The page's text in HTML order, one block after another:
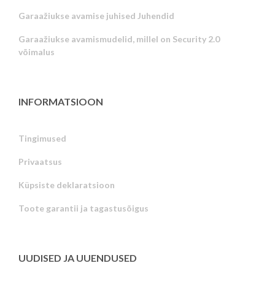
Garaažiukse avamise juhised Juhendid
Garaažiukse avamismudelid, millel on Security 2.0
võimalus
INFORMATSIOON
Tingimused
Privaatsus
Küpsiste deklaratsioon
Toote garantii ja tagastusõigus
UUDISED JA UUENDUSED